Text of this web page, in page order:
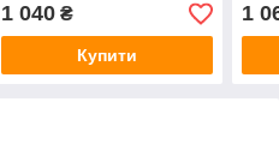
1 040₴
Купити
1